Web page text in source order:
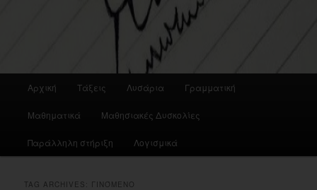
Αρχική Τάξεις Λυσάρια Γραμματική
Μαθηματικά Μαθησιακές Δυσκολίες
Παράλληλη στήριξη Λογισμικά
TAG ARCHIVES: ΓΙΝΌΜΕΝΟ